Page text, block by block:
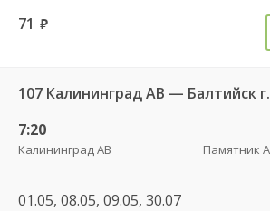
71 руб.
107 Калининград АВ — Балтийск г.
7:20
Калининград АВ
01.05, 08.05, 09.05, 30.07